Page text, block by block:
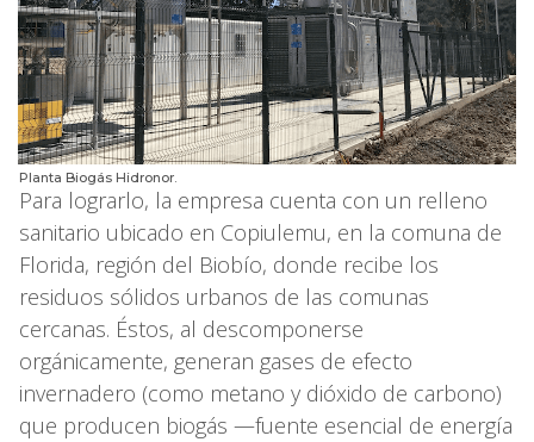
Planta Biogás Hidronor.
Para lograrlo, la empresa cuenta con un relleno
sanitario ubicado en Copiulemu, en la comuna de
Flori­da, región del Biobío, donde recibe los
residuos sólidos urbanos de las comunas
cercanas. Éstos, al descomponerse
orgánicamente, generan gases de efecto
invernadero (como metano y dióxido de carbono)
que producen biogás —fuente esencial de energía